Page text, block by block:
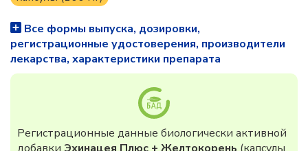
Все формы выпуска, дозировки,
регистрационные удостоверения, производители
лекарства, характеристики препарата
Регистрационные данные биологически активной